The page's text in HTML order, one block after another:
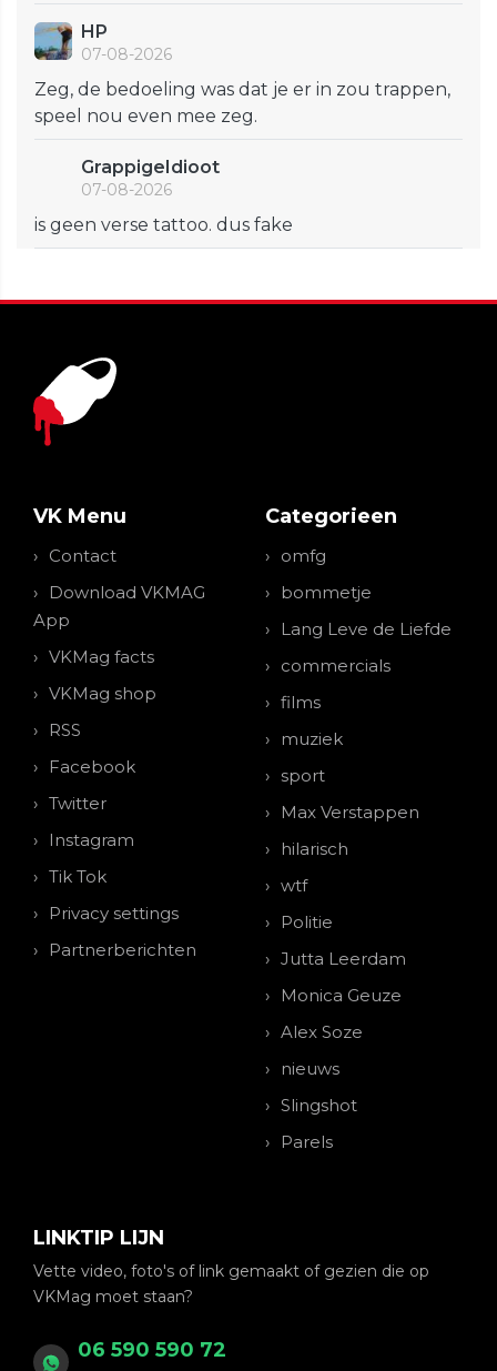
HP
07-08-2026
Zeg, de bedoeling was dat je er in zou trappen,
speel nou even mee zeg.
GrappigeIdioot
07-08-2026
is geen verse tattoo. dus fake
VK Menu
Contact
Download VKMAG
App
VKMag facts
VKMag shop
RSS
Facebook
Twitter
Instagram
Tik Tok
Privacy settings
Partnerberichten
Categorieen
omfg
bommetje
Lang Leve de Liefde
commercials
films
muziek
sport
Max Verstappen
hilarisch
wtf
Politie
Jutta Leerdam
Monica Geuze
Alex Soze
nieuws
Slingshot
Parels
LINKTIP LIJN
Vette video, foto's of link gemaakt of gezien die op
VKMag moet staan?
06 590 590 72